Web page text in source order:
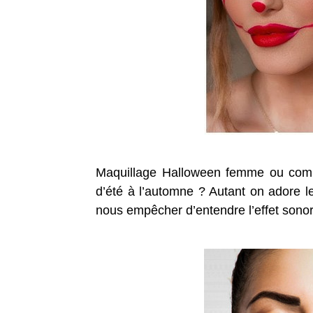
Maquillage Halloween femme ou
d’été à l’automne ? Autant on
nous empêcher d’entendre l’effet